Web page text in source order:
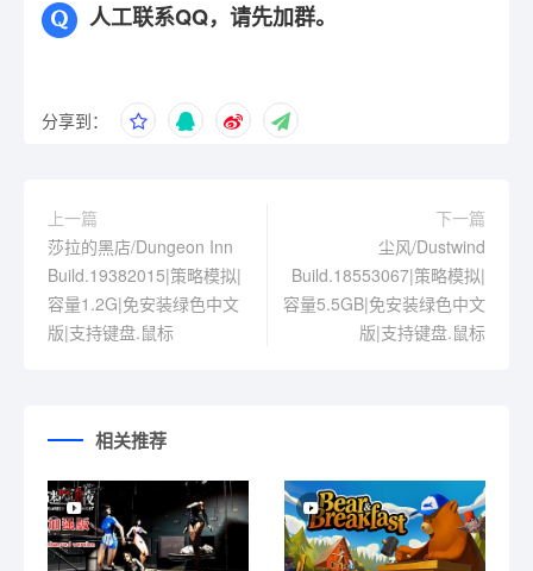
人工联系QQ，请先加群。
分享到：
上一篇
莎拉的黑店/Dungeon Inn
Build.19382015|策略模拟|
容量1.2G|免安装绿色中文
版|支持键盘.鼠标
下一篇
尘风/Dustwind
Build.18553067|策略模拟|
容量5.5GB|免安装绿色中文
版|支持键盘.鼠标
相关推荐